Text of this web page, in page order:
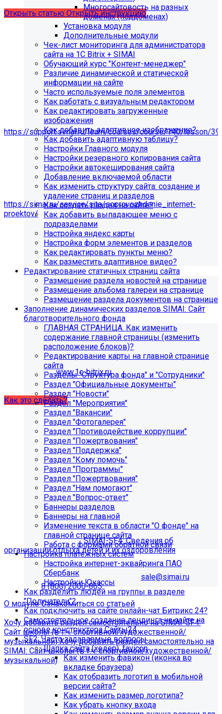
Открыть статью Открыть инструкцию
Мы подготовили чек-лист администратора сайта:
https://support.simai.ru/learn/courses/course/140/lesson/
Рекомендуем придерживаться регламента выполнения
этих работ — это помогает поддерживать сайт в
стабильном и безопасном состоянии.
Если у вас нет технических специалистов, вы можете
передать сайт на техническую поддержку нам:
https://simai.ru/service/site/soprovozhdenie_internet-
proektov/
Это выгодно, потому что вы получаете команду
экспертов вместо одного сотрудника: мы берём на себя
регулярные обновления и контроль работоспособности,
быстрее реагируем на сбои, снижаем риски простоев и
уязвимостей, а вам не нужно тратить время и бюджет на
поиск, обучение и удержание специалистов.
Проверьте адрес сервера
обновлений!
Из-за неправильного адреса обновлений может
некорректно отображаться срок действия лицензии.
Убедитесь, что в настройках «Главного модуля»
указан адрес:www.1c-bitrix.ru.
Затем запустите обновление через «Систему
обновлений».
Как это сделать?
Как добавить раздел "Сведения об
организации отдыха детей и их
оздоровления"?
Приобретите модульSIMAI-SF4: Сведения об
организации отдыха детей и их оздоровления
Для приобретения модуля необходимо обратиться в
отдел продаж по электронной почте sale@simai.ru
телефону 8 (800) 2000-865
О модулеОзнакомиться со статьей
Хочу добавить раздел самостоятельно на SIMAI-SF4:
Сайт школы (в т.ч. спортивной/художественной/
музыкальной)Хочу добавить раздел самостоятельно на
SIMAI: Сайт школы (в т.ч. спортивной/художественной/
музыкальной)
Информация по появлению ошибки
[MP_LICENSE_VIOLATION] В вашу лицензию не входит
модуль SIMAI-SF4: Сведения об образовательной
Многосайтовость на разных
доменах (поддоменах)
Установка модуля
Дополнительные модули
Чек-лист мониторинга для администратора
сайта на 1С Bitrix + SIMAI
Обучающий курс "Контент-менеджер"
Различие динамической и статической
информации на сайте
Часто используемые поля элементов
Как работать с визуальным редактором
Как редактировать загруженные
изображения
Как добавить адаптивное изображение?
Как добавить адаптивную таблицу?
Настройки Главного модуля
Настройки резервного копирования сайта
Настройки автокеширования сайта
Добавление включаемой области
Как изменить структуру сайта: создание и
удаление страниц и разделов
Как создать раздел на сайте?
Как добавить выпадающее меню с
подразделами
Настройка яндекс карты
Настройка форм элементов и разделов
Как редактировать пункты меню?
Как разместить адаптивное видео?
Редактирование статичных страниц сайта
Размещение раздела новостей на странице
Размещение альбома галереи на странице
Размещение раздела документов на странице
Заполнение динамических разделов SIMAI: Сайт
благотворительного фонда
ГЛАВНАЯ СТРАНИЦА. Как изменить
содержание главной страницы (изменить
расположение блоков)?
Редактирование карты на главной странице
сайта
Разделы "Структура фонда" и "Сотрудники"
Раздел "Официальные документы"
Раздел "Новости"
Раздел "Мероприятия"
Раздел "Вакансии"
Раздел "Фотогалерея"
Раздел "Противодействие коррупции"
Раздел "Пожертвования"
Раздел "Поддержка"
Раздел "Кому помочь"
Раздел "Программы"
Раздел "Пожертвования"
Раздел "Нам помогают"
Раздел "Вопрос-ответ"
Баннеры разделов
Баннеры на главной
Изменение текста в области "О фонде" на
главной странице сайта
Работа с формами обратной связи
Настройка платёжных систем
Настройка интернет-эквайринга ПАО
Сбербанк
Настройки Юкассы
Как разделить людей на группы в разделе
"Получатели"?
Как подключить на сайте онлайн-чат Битрикс 24?
Самостоятельное создание лендинга на сайте на
основе конструктора Сайты24
SF2: Часто задаваемые вопросы
Шапка сайта (хедер), favicon
Как изменить фавикон (иконка во
вкладке браузера)
Как отобразить логотип в мобильной
версии сайта?
Как изменить размер логотипа?
Как убрать кнопку входа